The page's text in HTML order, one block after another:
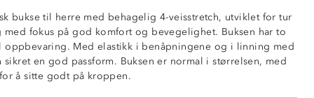
bukse til herre med behagelig 4-veisstretch, utviklet for tur
fokus på god komfort og bevegelighet. Buksen har to
oppbevaring. Med elastikk i benåpningene og i linning med
sikret en god passform. Buksen er normal i størrelsen, med
å sitte godt på kroppen.